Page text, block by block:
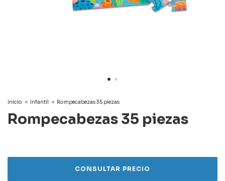
Inicio > Infantil > Rompecabezas 35 piezas
Rompecabezas 35 piezas